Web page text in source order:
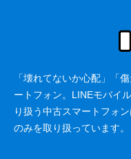
「壊れてないか心配」「
ートフォン。LINEモバイ
り扱う中古スマートフォ
のみを取り扱っています。